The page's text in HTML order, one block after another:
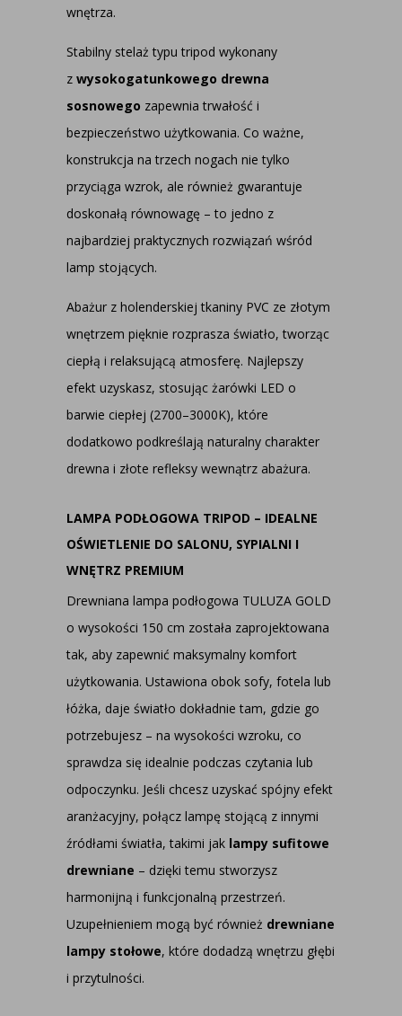
wnętrza.
Stabilny stelaż typu tripod wykonany
z wysokogatunkowego drewna
sosnowego zapewnia trwałość i
bezpieczeństwo użytkowania. Co ważne,
konstrukcja na trzech nogach nie tylko
przyciąga wzrok, ale również gwarantuje
doskonałą równowagę – to jedno z
najbardziej praktycznych rozwiązań wśród
lamp stojących.
Abażur z holenderskiej tkaniny PVC ze złotym
wnętrzem pięknie rozprasza światło, tworząc
ciepłą i relaksującą atmosferę. Najlepszy
efekt uzyskasz, stosując żarówki LED o
barwie ciepłej (2700–3000K), które
dodatkowo podkreślają naturalny charakter
drewna i złote refleksy wewnątrz abażura.
LAMPA PODŁOGOWA TRIPOD – IDEALNE
OŚWIETLENIE DO SALONU, SYPIALNI I
WNĘTRZ PREMIUM
Drewniana lampa podłogowa TULUZA GOLD
o wysokości 150 cm została zaprojektowana
tak, aby zapewnić maksymalny komfort
użytkowania. Ustawiona obok sofy, fotela lub
łóżka, daje światło dokładnie tam, gdzie go
potrzebujesz – na wysokości wzroku, co
sprawdza się idealnie podczas czytania lub
odpoczynku. Jeśli chcesz uzyskać spójny efekt
aranżacyjny, połącz lampę stojącą z innymi
źródłami światła, takimi jak lampy sufitowe
drewniane – dzięki temu stworzysz
harmonijną i funkcjonalną przestrzeń.
Uzupełnieniem mogą być również drewniane
lampy stołowe, które dodadzą wnętrzu głębi
i przytulności.